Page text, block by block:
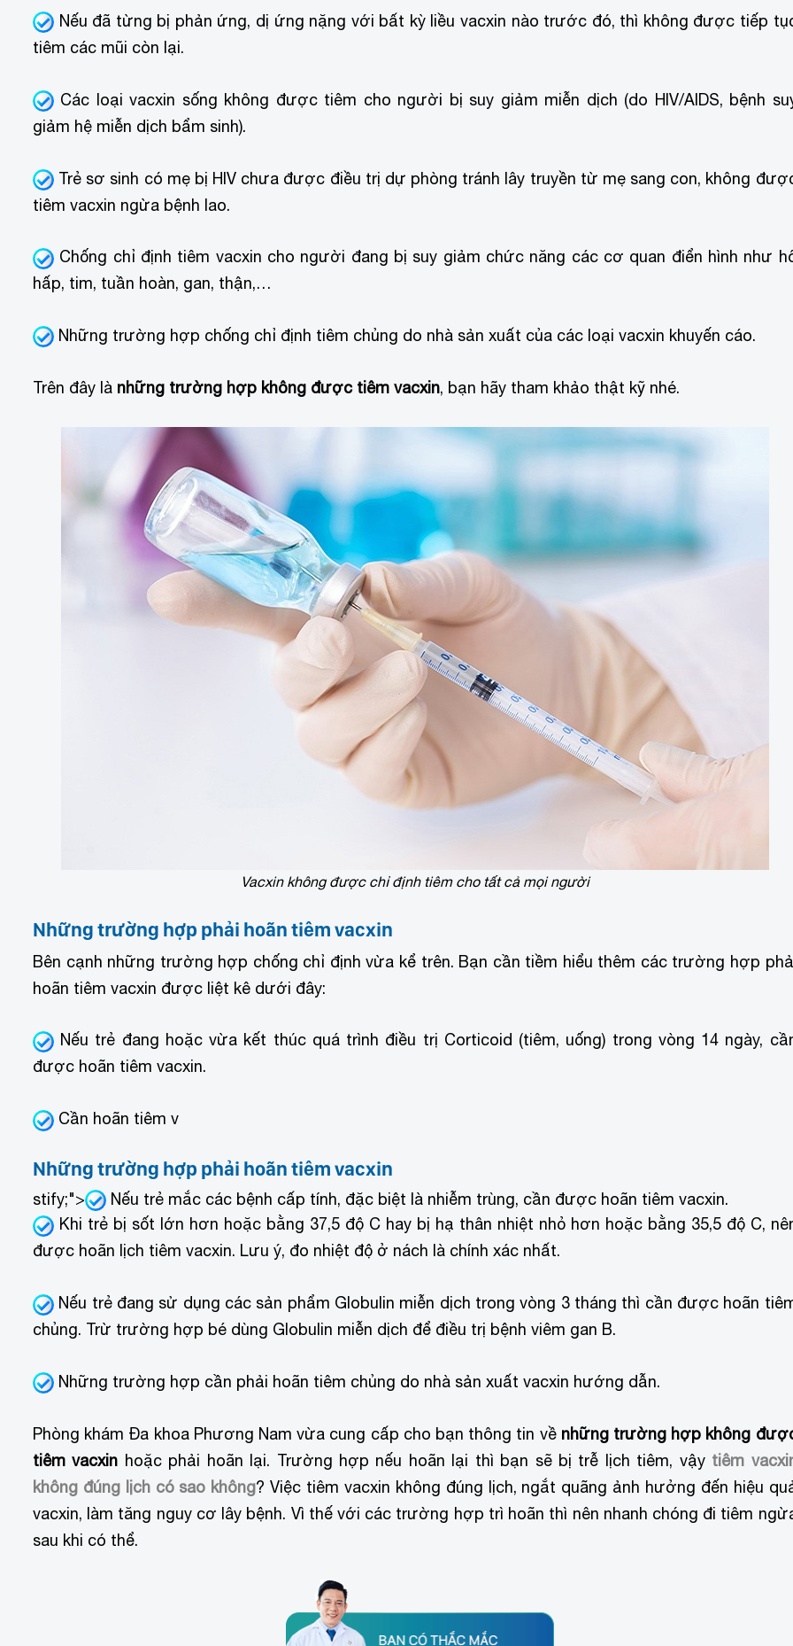
Nếu đã từng bị phản ứng, dị ứng nặng với bất kỳ liều vacxin nào trước đó, thì không được tiếp
tiêm các mũi còn lại.
Các loại vacxin sống không được tiêm cho người bị suy giảm miễn dịch (do HIV/AIDS, bệnh
giảm hệ miễn dịch bẩm sinh).
Trẻ sơ sinh có mẹ bị HIV chưa được điều trị dự phòng tránh lây truyền từ mẹ sang con, không
tiêm vacxin ngừa bệnh lao.
Chống chỉ định tiêm vacxin cho người đang bị suy giảm chức năng các cơ quan điển hình như
hấp, tim, tuần hoàn, gan, thận,…
Những trường hợp chống chỉ định tiêm chủng do nhà sản xuất của các loại vacxin khuyến cáo.
Trên đây là những trường hợp không được tiêm vacxin, bạn hãy tham khảo thật kỹ nhé.
Vacxin không được chỉ định tiêm cho tất cả mọi người
Những trường hợp phải hoãn tiêm vacxin
Bên cạnh những trường hợp chống chỉ định vừa kể trên. Bạn cần tiềm hiểu thêm các trường hợp
hoãn tiêm vacxin được liệt kê dưới đây:
Nếu trẻ đang hoặc vừa kết thúc quá trình điều trị Corticoid (tiêm, uống) trong vòng 14 ngày,
được hoãn tiêm vacxin.
Cần hoãn tiêm v
Những trường hợp phải hoãn tiêm vacxin
stify;">
Nếu trẻ mắc các bệnh cấp tính, đặc biệt là nhiễm trùng, cần được hoãn tiêm vacxin.
Khi trẻ bị sốt lớn hơn hoặc bằng 37,5 độ C hay bị hạ thân nhiệt nhỏ hơn hoặc bằng 35,5 độ C,
được hoãn lịch tiêm vacxin. Lưu ý, đo nhiệt độ ở nách là chính xác nhất.
Nếu trẻ đang sử dụng các sản phẩm Globulin miễn dịch trong vòng 3 tháng thì cần được hoãn
chủng. Trừ trường hợp bé dùng Globulin miễn dịch để điều trị bệnh viêm gan B.
Những trường hợp cần phải hoãn tiêm chủng do nhà sản xuất vacxin hướng dẫn.
Phòng khám Đa khoa Phương Nam vừa cung cấp cho bạn thông tin về những trường hợp không
tiêm vacxin hoặc phải hoãn lại. Trường hợp nếu hoãn lại thì bạn sẽ bị trễ lịch tiêm, vậy tiêm
không đúng lịch có sao không? Việc tiêm vacxin không đúng lịch, ngắt quãng ảnh hưởng đến hiệu
vacxin, làm tăng nguy cơ lây bệnh. Vì thế với các trường hợp trì hoãn thì nên nhanh chóng đi tiêm
sau khi có thể.